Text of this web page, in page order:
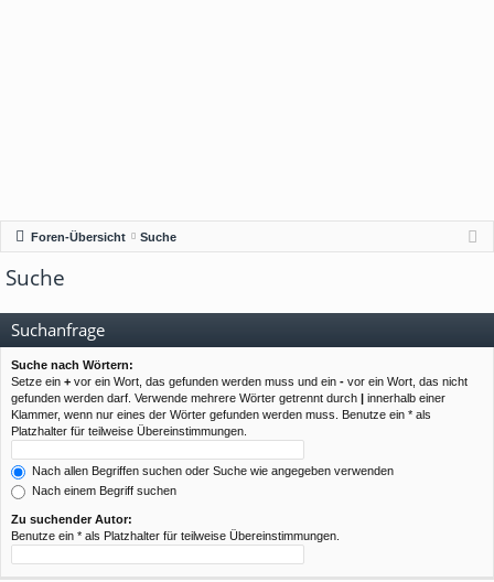
Foren-Übersicht Suche
Suche
Suchanfrage
Suche nach Wörtern:
Setze ein + vor ein Wort, das gefunden werden muss und ein - vor ein Wort, das nicht
gefunden werden darf. Verwende mehrere Wörter getrennt durch | innerhalb einer
Klammer, wenn nur eines der Wörter gefunden werden muss. Benutze ein * als
Platzhalter für teilweise Übereinstimmungen.
Nach allen Begriffen suchen oder Suche wie angegeben verwenden
Nach einem Begriff suchen
Zu suchender Autor:
Benutze ein * als Platzhalter für teilweise Übereinstimmungen.